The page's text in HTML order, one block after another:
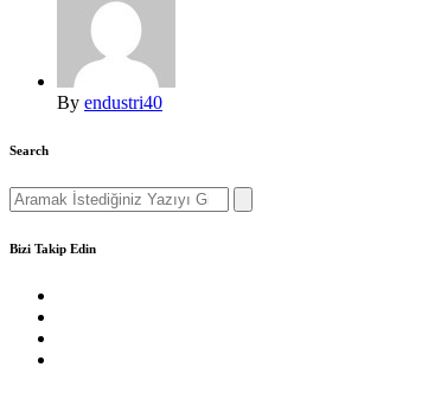
By endustri40
Search
Search
for:
Bizi Takip Edin